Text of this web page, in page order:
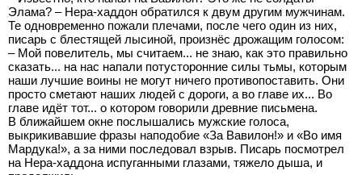
Элама? – Нера-хаддон обратился к двум другим мужчинам.
Те одновременно пожали плечами, после чего один из них,
писарь с блестящей лысиной, произнёс дрожащим голосом:
– Мой повелитель, мы считаем... не знаю, как это правильно
сказать... на нас напали потусторонние силы тьмы, которым
наши лучшие воины не могут ничего противопоставить. Они
просто сметают наших людей с дороги, а во главе их... Во
главе идёт тот... о котором говорили древние письмена.
В ближайшем окне послышались мужские голоса,
выкрикивавшие фразы наподобие «За Вавилон!» и «Во имя
Мардука!», а за ними последовал взрыв. Писарь посмотрел
на Нера-хаддона испуганными глазами, тяжело дыша, и